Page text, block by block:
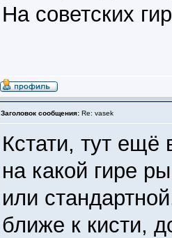
На советских
Заголовок сообщения: Re: vasek
Кстати, тут
на какой гире
или
ближе к кисти,